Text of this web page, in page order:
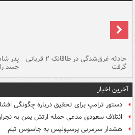
حادثه غرق‌شدگی در طاقانک ۲ قربانی
گرفت
پدر
جسد
آخرین اخبار
دستور ترامپ برای تحقیق درباره چگونگی
ائتلاف سعودی مدعی حمله ارتش یمن به
هشدار سرمربی پرسپولیس به جاسوس تیم